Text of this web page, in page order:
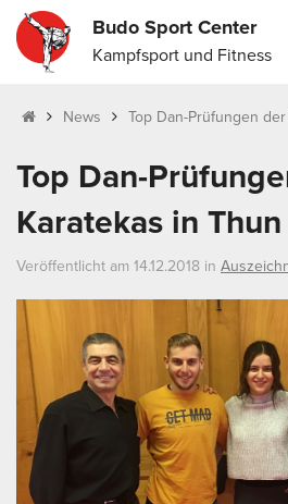
Budo Sport Center
Kampfsport und Fitness
News Top Dan-Prüfungen
Top Dan-
Karatekas in Thun
Veröffentlicht am 14.12.2018 in